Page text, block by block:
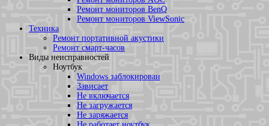
Ремонт мониторов BenQ
Ремонт мониторов ViewSonic
Техника
Ремонт портативной акустики
Ремонт смарт-часов
Виды неисправностей
Ноутбук
Windows заблокирован
Зависает
Не включается
Не загружается
Не заряжается